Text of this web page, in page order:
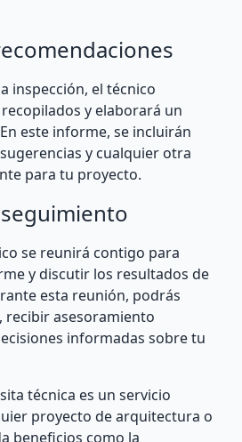
inspección, el técnico
y elaborará un
este informe, se incluirán
y cualquier otra
para tu proyecto.
se reunirá contigo para
y discutir los resultados de
esta reunión, podrás
recibir asesoramiento
informadas sobre tu
técnica es un servicio
proyecto de arquitectura o
beneficios como la